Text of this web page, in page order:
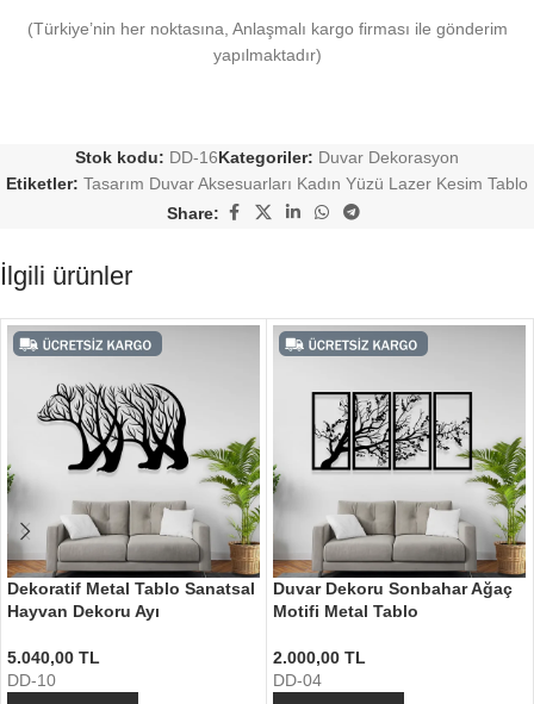
(Türkiye’nin her noktasına, Anlaşmalı kargo firması ile gönderim
yapılmaktadır)
Stok kodu: DD-16Kategoriler: Duvar Dekorasyon
Etiketler: Tasarım Duvar Aksesuarları Kadın Yüzü Lazer Kesim Tablo
Share:
İlgili ürünler
Dekoratif Metal Tablo Sanatsal
Hayvan Dekoru Ayı
5.040,00 TL
DD-10
Duvar Dekoru Sonbahar Ağaç
Motifi Metal Tablo
2.000,00 TL
DD-04